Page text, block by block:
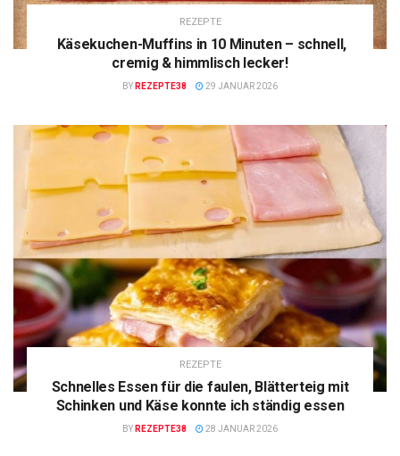
REZEPTE
Käsekuchen-Muffins in 10 Minuten – schnell,
cremig & himmlisch lecker!
BY REZEPTE38 29 JANUAR 2026
REZEPTE
Schnelles Essen für die faulen, Blätterteig mit
Schinken und Käse konnte ich ständig essen
BY REZEPTE38 28 JANUAR 2026